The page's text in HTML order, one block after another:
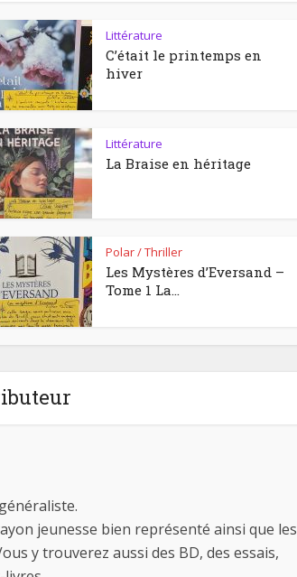
Littérature
C’était le printemps en
hiver
Littérature
La Braise en héritage
Polar / Thriller
Les Mystères d’Eversand –
Tome 1 La...
jeunesse bien représenté ainsi que les
y trouverez aussi des BD, des essais,